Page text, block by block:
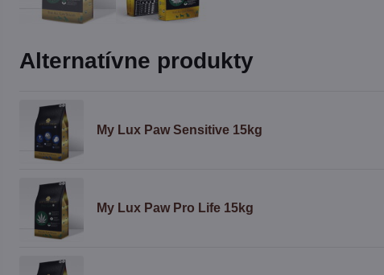
Alternatívne produkty
My Lux Paw Sensitive 15kg
My Lux Paw Pro Life 15kg